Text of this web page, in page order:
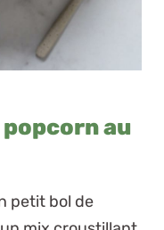
au
petit bol de